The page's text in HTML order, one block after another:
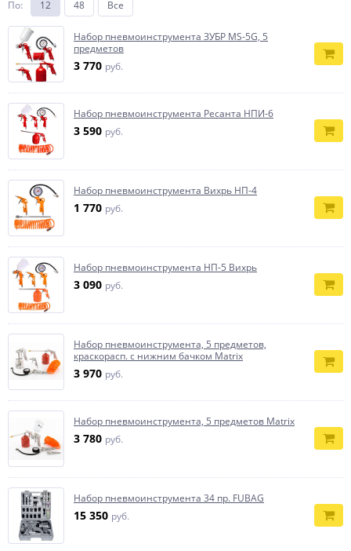
По: 12 48 Все
Набор пневмоинструмента ЗУБР MS-5G, 5
предметов
3 770 руб.
Набор пневмоинструмента Ресанта НПИ-6
3 590 руб.
Набор пневмоинструмента Вихрь НП-4
1 770 руб.
Набор пневмоинструмента НП-5 Вихрь
3 090 руб.
Набор пневмоинструмента, 5 предметов,
краскорасп. с нижним бачком Matrix
3 970 руб.
Набор пневмоинструмента, 5 предметов Matrix
3 780 руб.
Набор пневмоинструмента 34 пр. FUBAG
15 350 руб.